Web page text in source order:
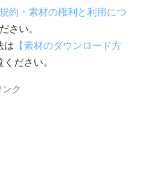
約・素材の権利と利用につ
さい。
は 【素材のダウンロード方
ださい。
ンク